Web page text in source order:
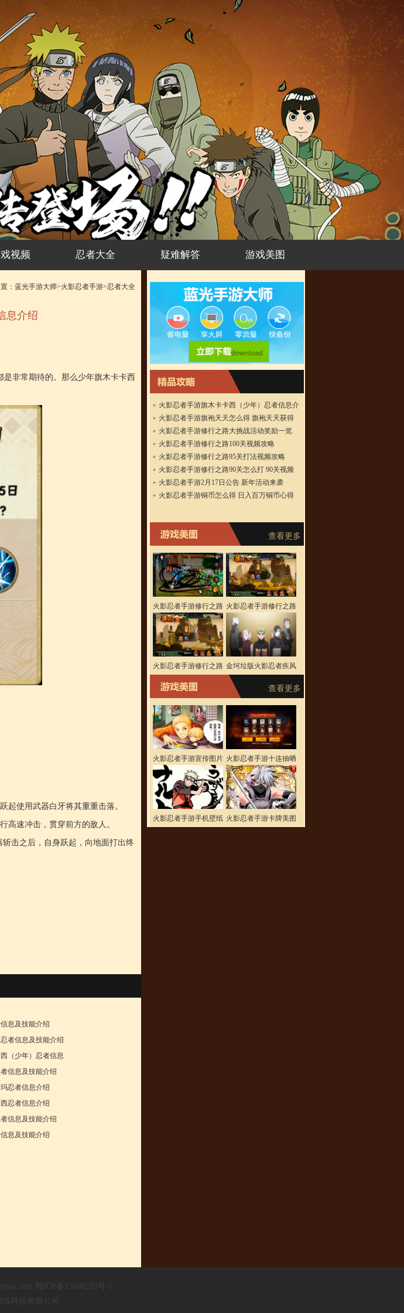
视频 忍者大全 疑难解答 游戏美图
： 蓝光手游大师>火影忍者手游>忍者大全
息介绍
非常期待的。那么少年旗木卡卡西
起使用武器白牙将其重重击落。
高速冲击，贯穿前方的敌人。
击之后，自身跃起，向地面打出终
息及技能介绍
者信息及技能介绍
（少年）忍者信息
信息及技能介绍
忍者信息介绍
忍者信息介绍
信息及技能介绍
息及技能介绍
火影忍者手游旗木卡卡西（少年）忍者信息介
绍
火影忍者手游旗袍天天怎么得 旗袍天天获得
方法
火影忍者手游修行之路大挑战活动奖励一览
火影忍者手游修行之路100关视频攻略
火影忍者手游修行之路95关打法视频攻略
火影忍者手游修行之路90关怎么打 90关视频
攻略
火影忍者手游2月17日公告 新年活动来袭
火影忍者手游铜币怎么得 日入百万铜币心得
查看更多
火影忍者手游修行之路
100关视频攻略
火影忍者手游修行之路
95关打法视频攻略
火影忍者手游修行之路
攻略
金坷垃版火影忍者疾风
查看更多
火影忍者手游宣传图片
看看那些搞怪的宣传
火影忍者手游十连抽晒
图 别人家的十连抽
火影忍者手游手机壁纸 火影忍者手游卡牌美图
鄂ICP备15000220号-1